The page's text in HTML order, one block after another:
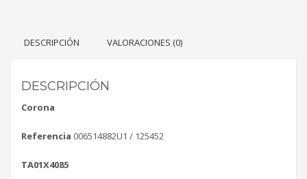
DESCRIPCIÓN VALORACIONES (0)
DESCRIPCIÓN
Corona
Referencia 006514882U1 / 125452
TA01X4085